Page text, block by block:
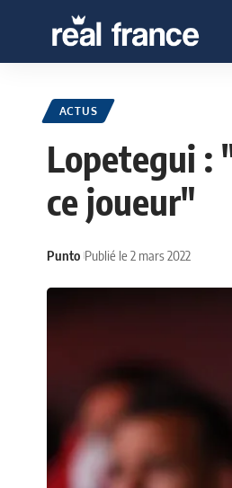
ACTUS
Lopetegui :
ce joueur"
Punto Publié le 2 mars 2022